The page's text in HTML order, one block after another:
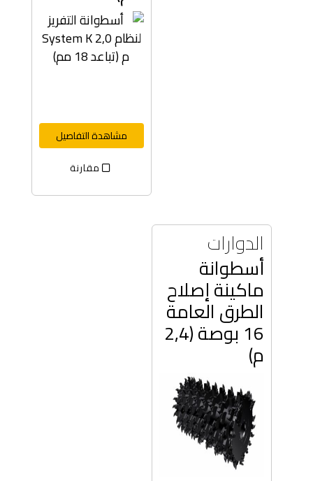
مشاهدة التفاصيل
مقارنة
الدوارات
أسطوانة
ماكينة إصلاح
الطرق العامة
16 بوصة (2,4
م)